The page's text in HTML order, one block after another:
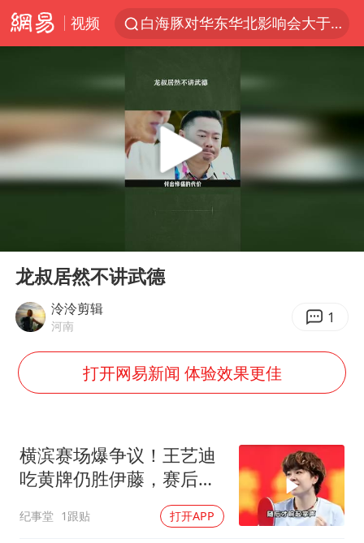
视频
白海豚对华东华北影响会大于巴威
美将每月供乌爱国者拦截导弹
独闯南太行的失联女生最后轨迹已确认
央视新主播李秋莹母校发文祝贺
白海豚北上或致京津冀暴雨
上海全力守护市民“菜篮子”
暑期研学游升温 在旅途中增长知识
宝妈给四胞胎取名平安喜乐
BLG经理辟谣Bin离队
总书记点赞的非遗苗绣焕发新生机
Play
龙叔居然不讲武德
泠泠剪辑
河南 1
打开网易新闻 体验效果更佳
横滨赛场爆争议！王艺迪
吃黄牌仍胜伊藤，赛后一
纪事堂 1跟贴 打开APP